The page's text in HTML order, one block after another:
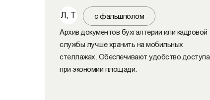
Л, Т
с фальшполом
Архив документов бухгалтерии или кадровой
службы лучше хранить на мобильных
стеллажах. Обеспечивают удобство доступа
при экономии площади.